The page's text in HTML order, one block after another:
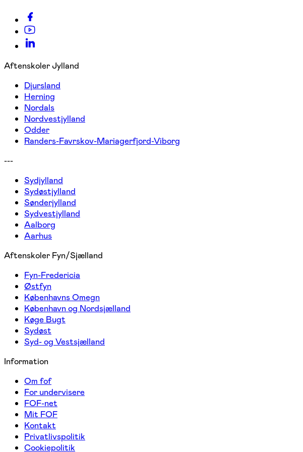
Aftenskoler Jylland
Djursland
Herning
Nordals
Nordvestjylland
Odder
Randers-Favrskov-Mariagerfjord-Viborg
---
Sydjylland
Sydøstjylland
Sønderjylland
Sydvestjylland
Aalborg
Aarhus
Aftenskoler Fyn/Sjælland
Fyn-Fredericia
Østfyn
Københavns Omegn
København og Nordsjælland
Køge Bugt
Sydøst
Syd- og Vestsjælland
Information
Om fof
For undervisere
FOF-net
Mit FOF
Kontakt
Privatlivspolitik
Cookiepolitik